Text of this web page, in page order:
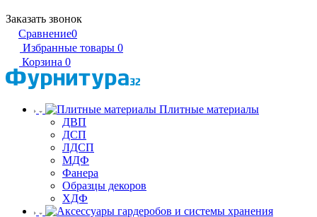
Заказать звонок
Сравнение0
Избранные товары 0
Корзина 0
Плитные материалы
ДВП
ДСП
ЛДСП
МДФ
Фанера
Образцы декоров
ХДФ